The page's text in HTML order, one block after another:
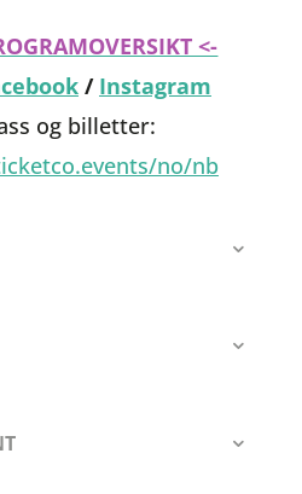
<-
/ Instagram
og billetter:
no/nb